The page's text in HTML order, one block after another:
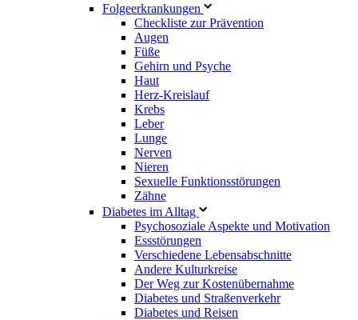
Fol­ge­er­kran­kun­gen
Checkliste zur Prävention
Augen
Füße
Gehirn und Psyche
Haut
Herz-Kreislauf
Krebs
Leber
Lunge
Nerven
Nieren
Sexuelle Funktionsstörungen
Zähne
Diabetes im Alltag
Psychosoziale Aspekte und Motivation
Essstörungen
Verschiedene Lebensabschnitte
Andere Kulturkreise
Der Weg zur Kostenübernahme
Diabetes und Straßenverkehr
Diabetes und Reisen